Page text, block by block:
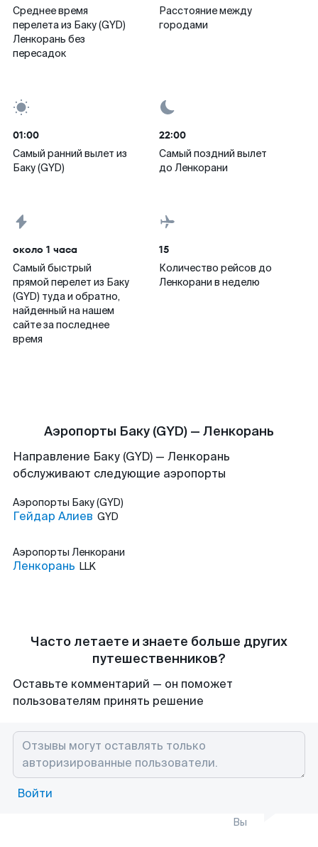
Среднее время
перелета из Баку (GYD)
Ленкорань без
пересадок
Расстояние между
городами
01:00
Самый ранний вылет из
Баку (GYD)
22:00
Самый поздний вылет
до Ленкорани
около 1 часа
Самый быстрый
прямой перелет из Баку
(GYD) туда и обратно,
найденный на нашем
сайте за последнее
время
15
Количество рейсов до
Ленкорани в неделю
Аэропорты Баку (GYD) — Ленкорань
Направление Баку (GYD) — Ленкорань
обслуживают следующие аэропорты
Аэропорты Баку (GYD)
Гейдар Алиев GYD
Аэропорты Ленкорани
Ленкорань LLK
Часто летаете и знаете больше других
путешественников?
Оставьте комментарий — он поможет
пользователям принять решение
Войти
Вы